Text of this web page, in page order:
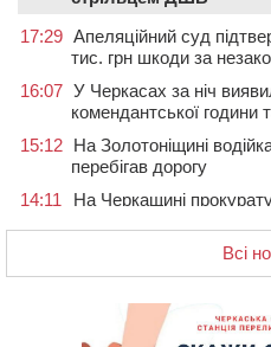
17:29 Апеляційний суд
тис. грн шкоди за
16:07 У Черкасах за ніч
комендантської години
15:12 На Золотоніщині
перебігав дорогу
14:11
На Черкащині
У Смілі біля магазину
загинула жінка
У Черкасах
п’ятиповерховий об’єкт
Всі